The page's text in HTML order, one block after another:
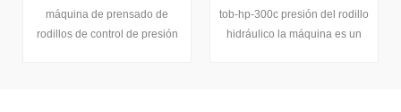
Presión De La
Máquina De
tob-hp-300c presión del rodillo
hidráulico la máquina es un
200 Mm
tob-gyj-100c máquina de
prensa de rollo de laboratorio